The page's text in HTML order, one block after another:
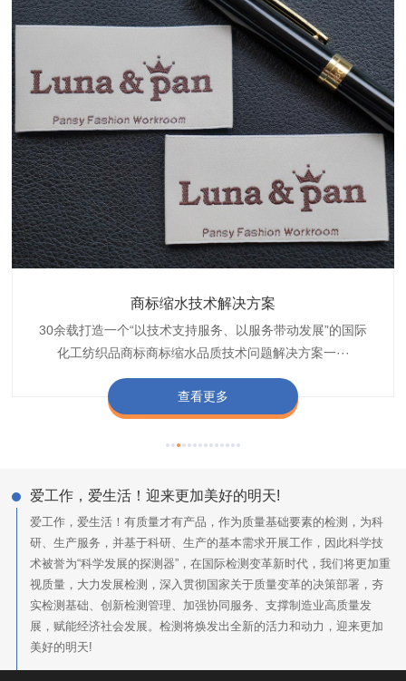
商标缩水技术解决方案
30余载打造一个“以技术支持服务、以服务带动发展”的国际
化工纺织品商标商标缩水品质技术问题解决方案一···
查看更多
织带商标防水技术解决方案
博准公司专注于织带商标防水技术解决方案30余载,励志于
纺织品商标企业打造含油量超标品质技术问题解决方···
查看更多
服装颜色不匀技术解决方案
博准是一家专注30余载设计研发织唛印唛商标、织带服装颜
色不匀品质技术问题解决方案一站式服务提供商,技···
查看更多
纺织品阻燃母粒
博准致力于成为纺织品商标阻燃母粒剂,TF-W760,TF-W760
阻燃母粒剂加工定制服务实力提供商,···
查看更多
爱工作，爱生活！迎来更加美好的明天!
爱工作，爱生活！有质量才有产品，作为质量基础要素的检测，为科
研、生产服务，并基于科研、生产的基本需求开展工作，因此科学技
术被誉为“科学发展的探测器”，在国际检测变革新时代，我们将更加重
视质量，大力发展检测，深入贯彻国家关于质量变革的决策部署，夯
实检测基础、创新检测管理、加强协同服务、支撑制造业高质量发
展，赋能经济社会发展。检测将焕发出全新的活力和动力，迎来更加
美好的明天!